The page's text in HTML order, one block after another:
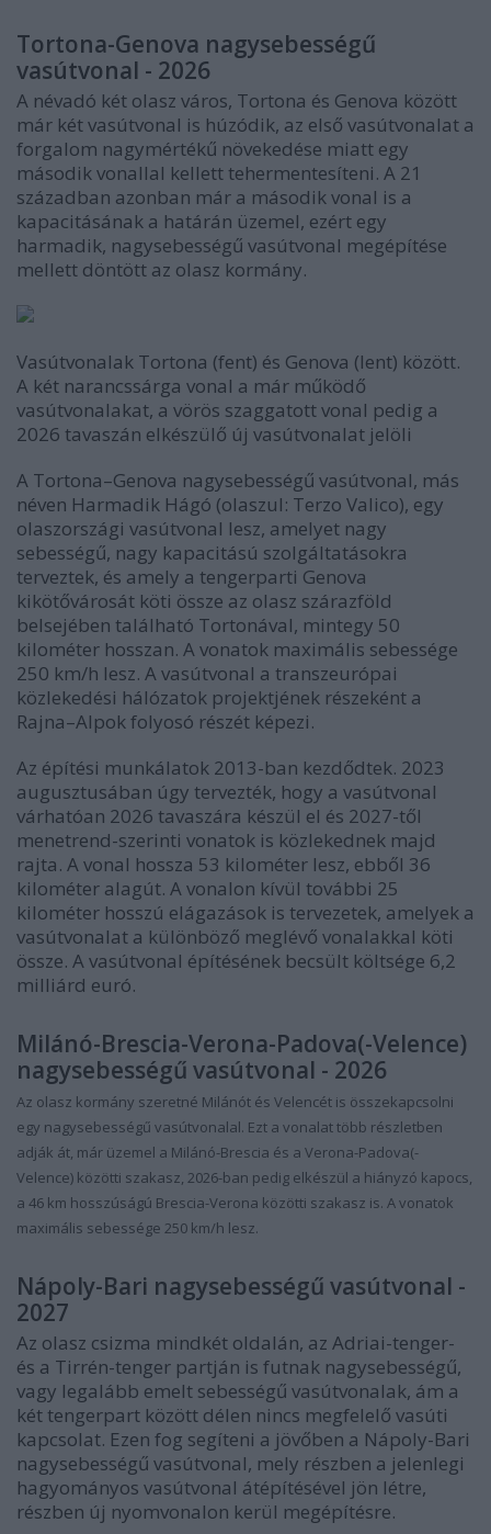
Tortona-Genova nagysebességű
vasútvonal - 2026
A névadó két olasz város, Tortona és Genova között
már két vasútvonal is húzódik, az első vasútvonalat a
forgalom nagymértékű növekedése miatt egy
második vonallal kellett tehermentesíteni. A 21
században azonban már a második vonal is a
kapacitásának a határán üzemel, ezért egy
harmadik, nagysebességű vasútvonal megépítése
mellett döntött az olasz kormány.
Vasútvonalak Tortona (fent) és Genova (lent) között.
A két narancssárga vonal a már működő
vasútvonalakat, a vörös szaggatott vonal pedig a
2026 tavaszán elkészülő új vasútvonalat jelöli
A Tortona–Genova nagysebességű vasútvonal, más
néven Harmadik Hágó (olaszul: Terzo Valico), egy
olaszországi vasútvonal lesz, amelyet nagy
sebességű, nagy kapacitású szolgáltatásokra
terveztek, és amely a tengerparti Genova
kikötővárosát köti össze az olasz szárazföld
belsejében található Tortonával, mintegy 50
kilométer hosszan. A vonatok maximális sebessége
250 km/h lesz. A vasútvonal a transzeurópai
közlekedési hálózatok projektjének részeként a
Rajna–Alpok folyosó részét képezi.
Az építési munkálatok 2013-ban kezdődtek. 2023
augusztusában úgy tervezték, hogy a vasútvonal
várhatóan 2026 tavaszára készül el és 2027-től
menetrend-szerinti vonatok is közlekednek majd
rajta. A vonal hossza 53 kilométer lesz, ebből 36
kilométer alagút. A vonalon kívül további 25
kilométer hosszú elágazások is tervezetek, amelyek a
vasútvonalat a különböző meglévő vonalakkal köti
össze. A vasútvonal építésének becsült költsége 6,2
milliárd euró.
Milánó-Brescia-Verona-Padova(-Velence)
nagysebességű vasútvonal - 2026
Az olasz kormány szeretné Milánót és Velencét is összekapcsolni
egy nagysebességű vasútvonalal. Ezt a vonalat több részletben
adják át, már üzemel a Milánó-Brescia és a Verona-Padova(-
Velence) közötti szakasz, 2026-ban pedig elkészül a hiányzó kapocs,
a 46 km hosszúságú Brescia-Verona közötti szakasz is. A vonatok
maximális sebessége 250 km/h lesz.
Nápoly-Bari nagysebességű vasútvonal -
2027
Az olasz csizma mindkét oldalán, az Adriai-tenger-
és a Tirrén-tenger partján is futnak nagysebességű,
vagy legalább emelt sebességű vasútvonalak, ám a
két tengerpart között délen nincs megfelelő vasúti
kapcsolat. Ezen fog segíteni a jövőben a Nápoly-Bari
nagysebességű vasútvonal, mely részben a jelenlegi
hagyományos vasútvonal átépítésével jön létre,
részben új nyomvonalon kerül megépítésre.